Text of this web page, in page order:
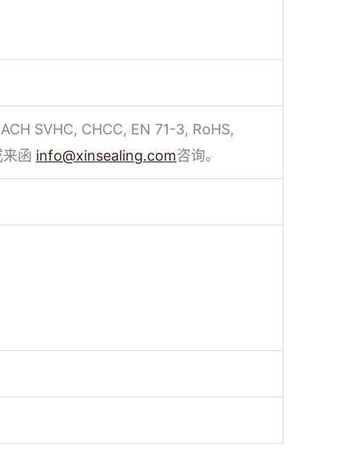
SVHC, CHCC, EN 71-3, RoHS,
函 info@xinsealing.com咨询。